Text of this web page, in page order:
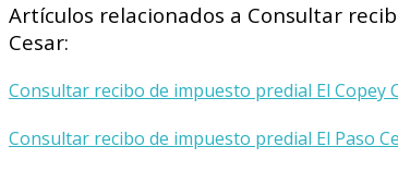
Artículos relacionados a Consultar
Cesar:
Consultar recibo de impuesto predial El Copey
Consultar recibo de impuesto predial El Paso